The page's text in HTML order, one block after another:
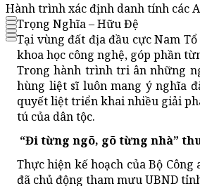
Hành trình xác định danh tính các
Trọng Nghĩa – Hữu Đệ
Tại vùng đất địa đầu cực Nam
khoa học công nghệ, góp phần
Trong hành trình tri ân những
hùng liệt sĩ luôn mang ý nghĩa
quyết liệt triển khai nhiều giải
tú của dân tộc.
“Đi từng ngõ, gõ từng nhà”
Thực hiện kế hoạch của Bộ
đã chủ động tham mưu UBND